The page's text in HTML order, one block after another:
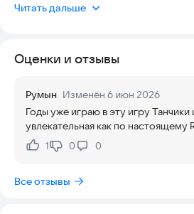
гарантирована на современных
добавлено еще 100 новых для
больше спецэффектов, больше
возможностей для победы.
защитите свою базу от хитрого
танк к успеху, используя бонусы и
ОСОБЕННОСТИ ИГРЫ:
Читать дальше
Оценки и отзывы
Румын Изменён 6 июн 2026
Годы уже играю в эту игру Танчики
увлекательная как по настоящему
Нравится:
1Не нравится:
0 0
Все отзывы